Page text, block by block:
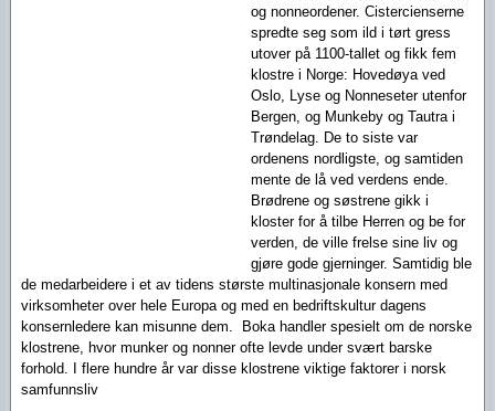
og nonneordener. Cistercienserne
spredte seg som ild i tørt gress
utover på 1100-tallet og fikk fem
klostre i Norge: Hovedøya ved
Oslo, Lyse og Nonneseter utenfor
Bergen, og Munkeby og Tautra i
Trøndelag. De to siste var
ordenens nordligste, og samtiden
mente de lå ved verdens ende.
Brødrene og søstrene gikk i
kloster for å tilbe Herren og be for
verden, de ville frelse sine liv og
gjøre gode gjerninger. Samtidig ble
de medarbeidere i et av tidens største multinasjonale konsern med
virksomheter over hele Europa og med en bedriftskultur dagens
konsernledere kan misunne dem. Boka handler spesielt om de norske
klostrene, hvor munker og nonner ofte levde under svært barske
forhold. I flere hundre år var disse klostrene viktige faktorer i norsk
samfunnsliv